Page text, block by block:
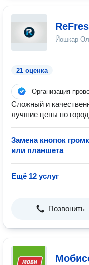
Йошкар-
21 оценка
Организация
Сложный и
лучшие цены по
Замена кнопок
или планшета
Ещё 12 услуг
Позвонить